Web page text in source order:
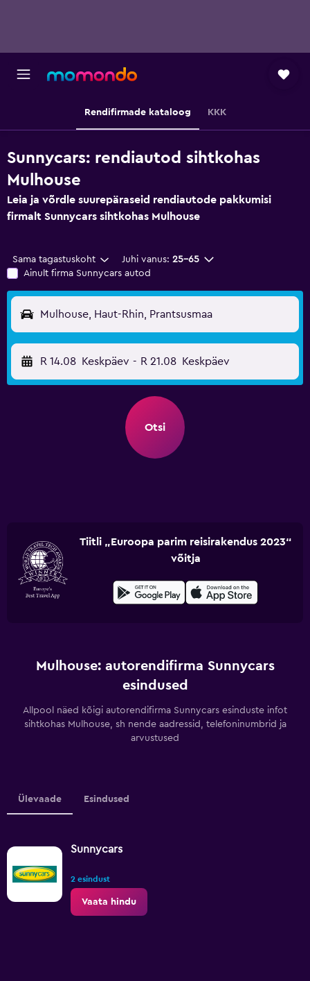
Rendifirmade kataloog KKK
Sunnycars: rendiautod sihtkohas
Mulhouse
Leia ja võrdle suurepäraseid rendiautode pakkumisi
firmalt Sunnycars sihtkohas Mulhouse
Sama tagastuskoht Juhi vanus: 25–65
Ainult firma Sunnycars autod
Mulhouse, Haut-Rhin, Prantsusmaa
R 14.08 Keskpäev - R 21.08 Keskpäev
Otsi
Tiitli „Euroopa parim reisirakendus 2023“
võitja
Mulhouse: autorendifirma Sunnycars
esindused
Allpool näed kõigi autorendifirma Sunnycars esinduste infot
sihtkohas Mulhouse, sh nende aadressid, telefoninumbrid ja
arvustused
Ülevaade Esindused
Sunnycars
2 esindust
Vaata hindu